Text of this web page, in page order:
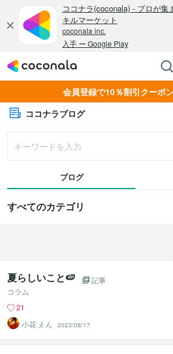
会員登録で10％割引クーポ
ココナラブログ
ブログ
すべてのカテゴリ
夏らしいこと🍉
記事
コラム
21
小花 えん
2023/08/17